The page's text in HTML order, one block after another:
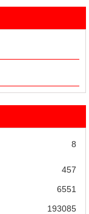
8
457
6551
193085